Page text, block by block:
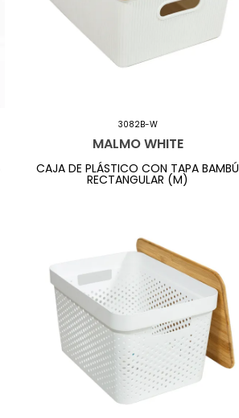
3082B-W
MALMO WHITE
CAJA DE PLÁSTICO CON TAPA BAMBÚ
RECTANGULAR (M)